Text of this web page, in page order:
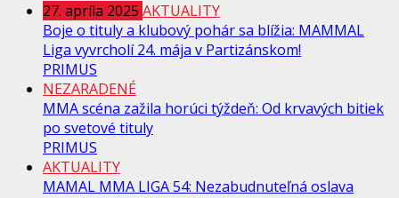
27. apríla 2025 AKTUALITY
Boje o tituly a klubový pohár sa blížia: MAMMAL
Liga vyvrcholí 24. mája v Partizánskom!
PRIMUS
NEZARADENÉ
MMA scéna zažila horúci týždeň: Od krvavých bitiek
po svetové tituly
PRIMUS
AKTUALITY
MAMAL MMA LIGA 54: Nezabudnuteľná oslava